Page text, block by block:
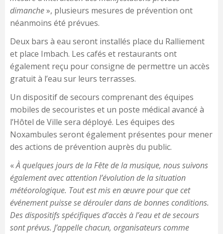
dimanche», plusieurs mesures de prévention ont
néanmoins été prévues.
Deux bars à eau seront installés place du Ralliement
et place Imbach. Les cafés et restaurants ont
également reçu pour consigne de permettre un accès
gratuit à l’eau sur leurs terrasses.
Un dispositif de secours comprenant des équipes
mobiles de secouristes et un poste médical avancé à
l’Hôtel de Ville sera déployé. Les équipes des
Noxambules seront également présentes pour mener
des actions de prévention auprès du public.
«À quelques jours de la Fête de la musique, nous suivons
également avec attention l’évolution de la situation
météorologique. Tout est mis en œuvre pour que cet
événement puisse se dérouler dans de bonnes conditions.
Des dispositifs spécifiques d’accès à l’eau et de secours
sont prévus. J’appelle chacun, organisateurs comme